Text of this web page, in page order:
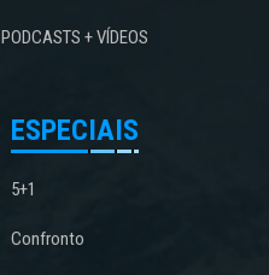
PODCASTS + VÍDEOS
ESPECIAIS
5+1
Confronto